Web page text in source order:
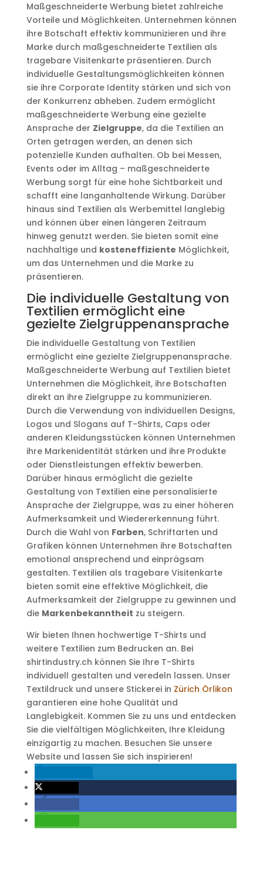
Maßgeschneiderte Werbung bietet zahlreiche
Vorteile und Möglichkeiten. Unternehmen können
ihre Botschaft effektiv kommunizieren und ihre
Marke durch maßgeschneiderte Textilien als
tragebare Visitenkarte präsentieren. Durch
individuelle Gestaltungsmöglichkeiten können
sie ihre Corporate Identity stärken und sich von
der Konkurrenz abheben. Zudem ermöglicht
maßgeschneiderte Werbung eine gezielte
Ansprache der Zielgruppe, da die Textilien an
Orten getragen werden, an denen sich
potenzielle Kunden aufhalten. Ob bei Messen,
Events oder im Alltag – maßgeschneiderte
Werbung sorgt für eine hohe Sichtbarkeit und
schafft eine langanhaltende Wirkung. Darüber
hinaus sind Textilien als Werbemittel langlebig
und können über einen längeren Zeitraum
hinweg genutzt werden. Sie bieten somit eine
nachhaltige und kosteneffiziente Möglichkeit,
um das Unternehmen und die Marke zu
präsentieren.
Die individuelle Gestaltung von
Textilien ermöglicht eine
gezielte Zielgruppenansprache
Die individuelle Gestaltung von Textilien
ermöglicht eine gezielte Zielgruppenansprache.
Maßgeschneiderte Werbung auf Textilien bietet
Unternehmen die Möglichkeit, ihre Botschaften
direkt an ihre Zielgruppe zu kommunizieren.
Durch die Verwendung von individuellen Designs,
Logos und Slogans auf T-Shirts, Caps oder
anderen Kleidungsstücken können Unternehmen
ihre Markenidentität stärken und ihre Produkte
oder Dienstleistungen effektiv bewerben.
Darüber hinaus ermöglicht die gezielte
Gestaltung von Textilien eine personalisierte
Ansprache der Zielgruppe, was zu einer höheren
Aufmerksamkeit und Wiedererkennung führt.
Durch die Wahl von Farben, Schriftarten und
Grafiken können Unternehmen ihre Botschaften
emotional ansprechend und einprägsam
gestalten. Textilien als tragebare Visitenkarte
bieten somit eine effektive Möglichkeit, die
Aufmerksamkeit der Zielgruppe zu gewinnen und
die Markenbekanntheit zu steigern.
Wir bieten Ihnen hochwertige T-Shirts und
weitere Textilien zum Bedrucken an. Bei
shirtindustry.ch können Sie Ihre T-Shirts
individuell gestalten und veredeln lassen. Unser
Textildruck und unsere Stickerei in Zürich Örlikon
garantieren eine hohe Qualität und
Langlebigkeit. Kommen Sie zu uns und entdecken
Sie die vielfältigen Möglichkeiten, Ihre Kleidung
einzigartig zu machen. Besuchen Sie unsere
Website und lassen Sie sich inspirieren!